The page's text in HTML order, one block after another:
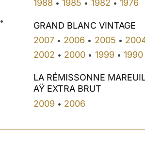
•
1988 • 1985 • 1982 • 1976
GRAND BLANC VINTAGE
2007• 2006 • 2005 •
2002 • 2000 • 1999 • 1990
LA RÉMISSONNE
AŸ EXTRA BRUT
2009 • 2006